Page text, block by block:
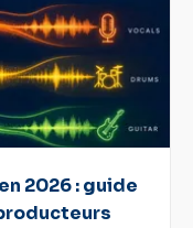
2026 : guide